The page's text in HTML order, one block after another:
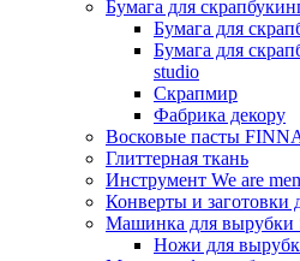
Бумага для
Бумага для
Бумага для
studio
Скрапмир
Фабрика декору
Восковые пасты
Глиттерная ткань
Инструмент We are
Конверты и заготовки
Машинка для вырубки
Ножи для